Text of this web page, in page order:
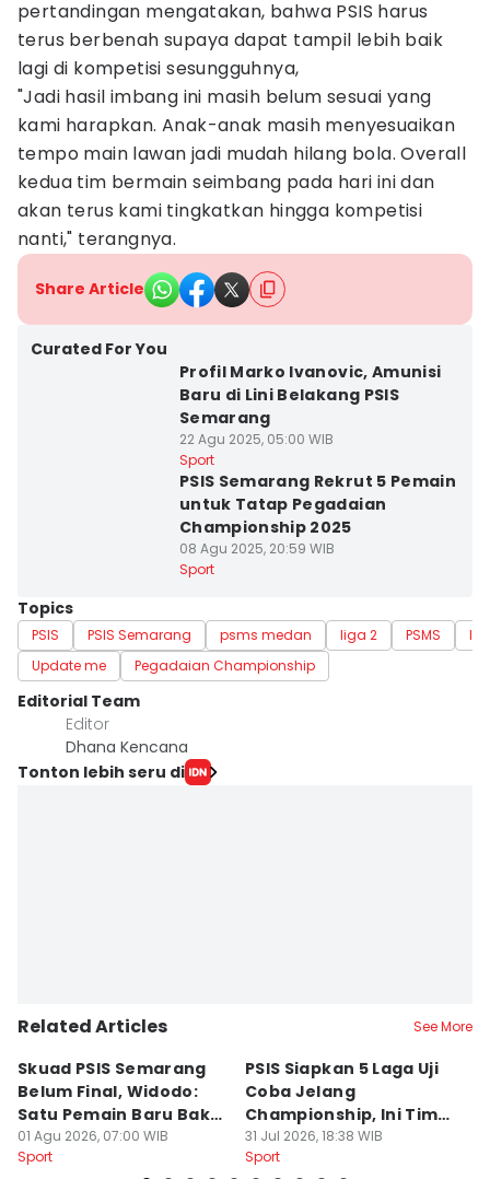
pertandingan mengatakan, bahwa PSIS harus
terus berbenah supaya dapat tampil lebih baik
lagi di kompetisi sesungguhnya,
"Jadi hasil imbang ini masih belum sesuai yang
kami harapkan. Anak-anak masih menyesuaikan
tempo main lawan jadi mudah hilang bola. Overall
kedua tim bermain seimbang pada hari ini dan
akan terus kami tingkatkan hingga kompetisi
nanti," terangnya.
Share Article
Curated For You
Profil Marko Ivanovic, Amunisi
Baru di Lini Belakang PSIS
Semarang
22 Agu 2025, 05:00 WIB
Sport
PSIS Semarang Rekrut 5 Pemain
untuk Tatap Pegadaian
Championship 2025
08 Agu 2025, 20:59 WIB
Sport
Topics
PSIS PSIS Semarang psms medan liga 2 PSMS
Update me
Pegadaian Championship
Editorial Team
Editor
Dhana Kencana
Tonton lebih seru di
Related Articles See More
Skuad PSIS Semarang
Belum Final, Widodo:
Satu Pemain Baru Bakal
Gabung
01 Agu 2026, 07:00 WIB
Sport
PSIS Siapkan 5 Laga Uji
Coba Jelang
Championship, Ini Tim
Calon Lawan
31 Jul 2026, 18:38 WIB
Sport